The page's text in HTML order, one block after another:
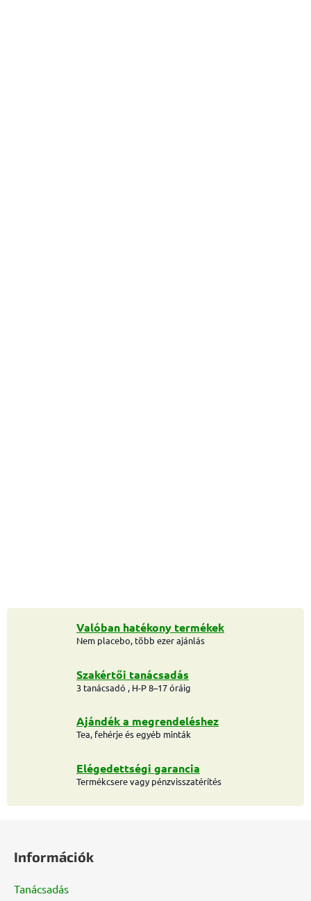
Valóban hatékony termékek
Nem placebo, több ezer ajánlás
Szakértői tanácsadás
3 tanácsadó , H-P 8–17 óráig
Ajándék a megrendeléshez
Tea, fehérje és egyéb minták
Elégedettségi garancia
Termékcsere vagy pénzvisszatérítés
Információk
Tanácsadás